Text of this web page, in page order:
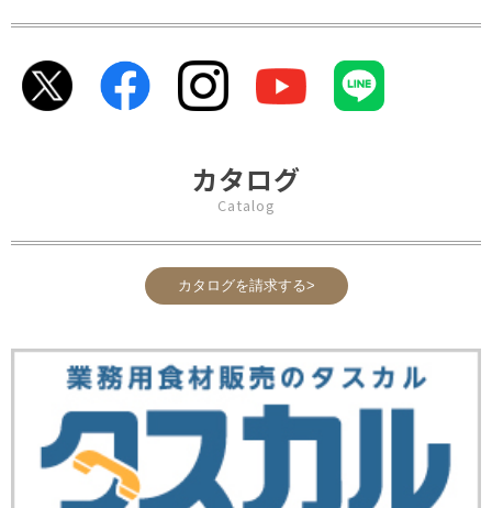
カタログ
Catalog
カタログを請求する>